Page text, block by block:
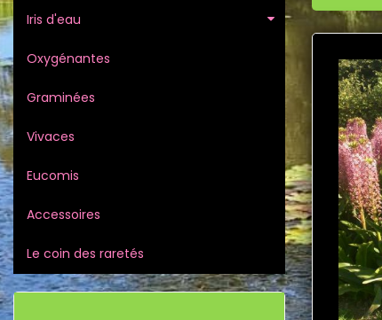
Iris d'eau
Oxygénantes
Graminées
Vivaces
Eucomis
Accessoires
Le coin des raretés